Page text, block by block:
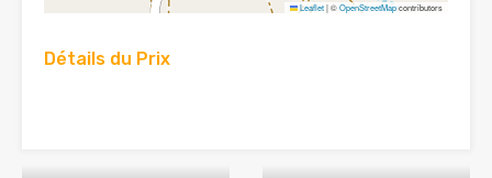
Leaflet|©OpenStreetMapcontributors
Détails du Prix